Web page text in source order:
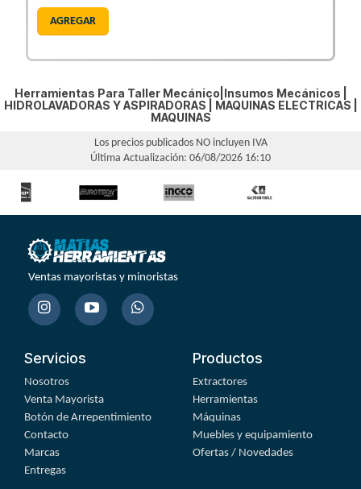
AGREGAR
Herramientas Para Taller Mecánico|Insumos Mecánicos |
HIDROLAVADORAS Y ASPIRADORAS
MAQUINAS ELECTRICAS
MAQUINAS
Los precios publicados NO incluyen IVA
Última Actualización: 06/08/2026 16:10
Ventas mayoristas y minoristas
Servicios
Nosotros
Venta Mayorista
Botón de Arrepentimiento
Contacto
Marcas
Entregas
Productos
Extractores
Herramientas
Máquinas
Muebles y equipamiento
Ofertas / Novedades